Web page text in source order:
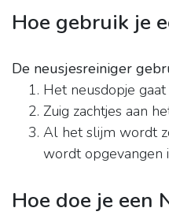
Hoe gebruik je
De neusjesreiniger
Het neusdopje gaat
Zuig zachtjes aan
Al het slijm wordt
wordt opgevangen
Hoe doe je een